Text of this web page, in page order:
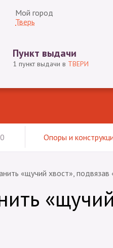
Мой город
Тверь
Пункт выдачи
1 пункт выдачи в ТВЕРИ
Опоры и
«щучий хвост», подвязав